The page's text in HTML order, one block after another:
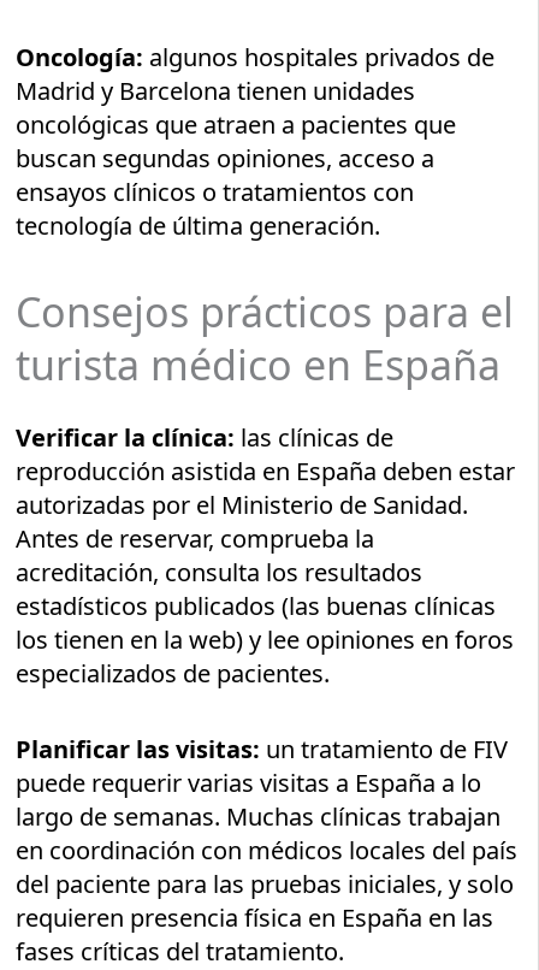
Oncología: algunos hospitales privados de
Madrid y Barcelona tienen unidades
oncológicas que atraen a pacientes que
buscan segundas opiniones, acceso a
ensayos clínicos o tratamientos con
tecnología de última generación.
Consejos prácticos para el
turista médico en España
Verificar la clínica: las clínicas de
reproducción asistida en España deben estar
autorizadas por el Ministerio de Sanidad.
Antes de reservar, comprueba la
acreditación, consulta los resultados
estadísticos publicados (las buenas clínicas
los tienen en la web) y lee opiniones en foros
especializados de pacientes.
Planificar las visitas: un tratamiento de FIV
puede requerir varias visitas a España a lo
largo de semanas. Muchas clínicas trabajan
en coordinación con médicos locales del país
del paciente para las pruebas iniciales, y solo
requieren presencia física en España en las
fases críticas del tratamiento.